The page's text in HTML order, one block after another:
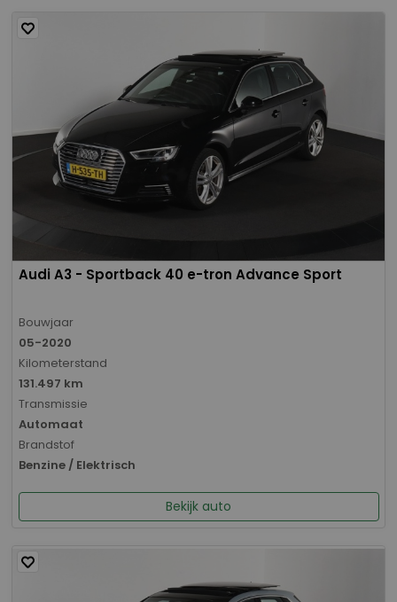
Audi A3 - Sportback 40 e-tron Advance Sport
Bouwjaar
05-2020
Kilometerstand
131.497 km
Transmissie
Automaat
Brandstof
Benzine / Elektrisch
Bekijk auto